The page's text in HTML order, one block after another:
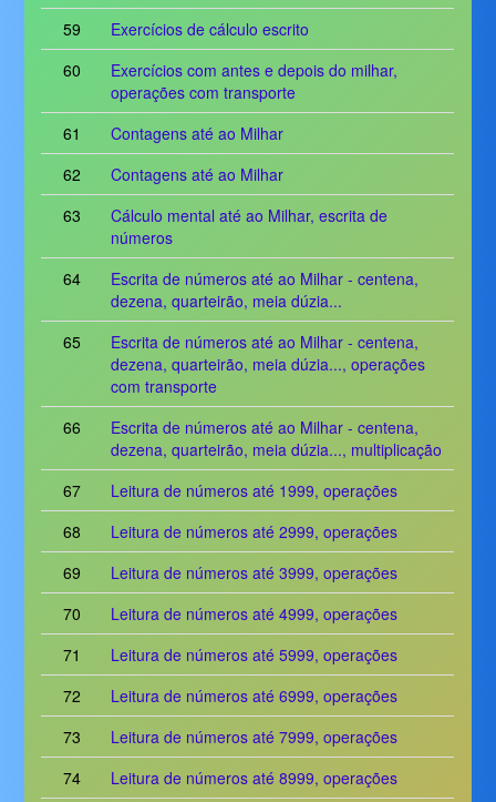
59
Exercícios de cálculo escrito
60
Exercícios com antes e depois do milhar,
operações com transporte
61
Contagens até ao Milhar
62
Contagens até ao Milhar
63
Cálculo mental até ao Milhar, escrita de
números
64
Escrita de números até ao Milhar - centena,
dezena, quarteirão, meia dúzia...
65
Escrita de números até ao Milhar - centena,
dezena, quarteirão, meia dúzia..., operações
com transporte
66
Escrita de números até ao Milhar - centena,
dezena, quarteirão, meia dúzia..., multiplicação
67
Leitura de números até 1999, operações
68
Leitura de números até 2999, operações
69
Leitura de números até 3999, operações
70
Leitura de números até 4999, operações
71
Leitura de números até 5999, operações
72
Leitura de números até 6999, operações
73
Leitura de números até 7999, operações
74
Leitura de números até 8999, operações